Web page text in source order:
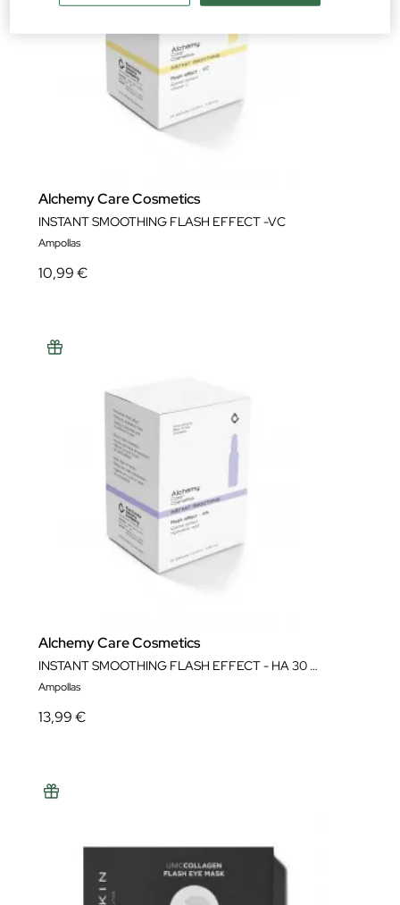
Alchemy Care Cosmetics
INSTANT SMOOTHING FLASH EFFECT -VC
Ampollas
10,99 €
Alchemy Care Cosmetics
INSTANT SMOOTHING FLASH EFFECT - HA 30 AMPOLLAS X 15 ML
Ampollas
13,99 €